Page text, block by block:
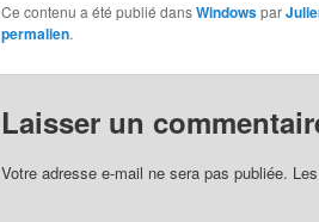
Ce contenu a été publié dansWindowspar
permalien.
Laisser un
Votre adresse e-mail ne sera pas publiée.